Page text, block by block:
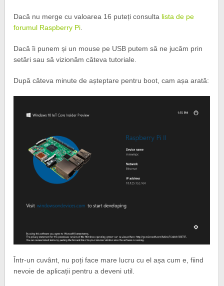
Dacă nu merge cu valoarea 16 puteți consulta lista de pe
forumul Raspberry Pi
Dacă îi punem și un mouse pe USB putem să ne jucăm prin
setări sau să vizionăm câteva tutoriale.
După câteva minute de așteptare pentru boot, cam așa arată:
Într-un cuvânt, nu poți face mare lucru cu el așa cum e, fiind
nevoie de aplicații pentru a deveni util.